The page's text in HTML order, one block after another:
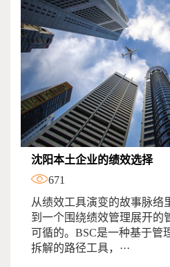
沈阳本土企业的绩效选择
671
从绩效工具演变的故事脉络
到一个围绕绩效管理展开的
可循的。BSC是一种基于管
拆解的路径工具，···